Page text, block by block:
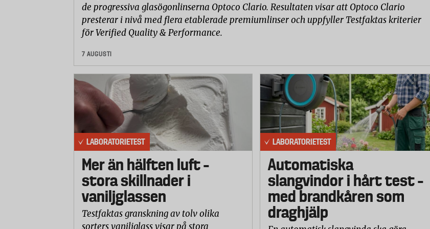
- Använd dusch- och badolja när du tvättar dig.
- Använd milda oparfymerade tvålar.
- Smörj in dig med en bra hudlotion en till två gånger per dag.
- Om det kliar ska man använda löst åtsittande kläder, använda tunnare täcke och sänka
temperaturen i sovrummet. Värme kan förvärra klådan.
- Hjälper inget av ovanstående bör man kontakta vården efter ett par veckor. Klådan kan
bero på något annat.
Källa: Vårdguiden
de progressiva glasögonlinserna Optoco Clario. Resultaten visar att Optoco Clario
presterar i nivå med flera etablerade premiumlinser och uppfyller Testfaktas kriterier
för Verified Quality & Performance.
7 AUGUSTI
LABORATORIETEST
Mer än hälften luft –
stora skillnader i
vaniljglassen
Testfaktas granskning av tolv olika
sorters vaniljglass visar på stora
LABORATORIETEST
Automatiska
slangvindor i hårt test –
med brandkåren som
draghjälp